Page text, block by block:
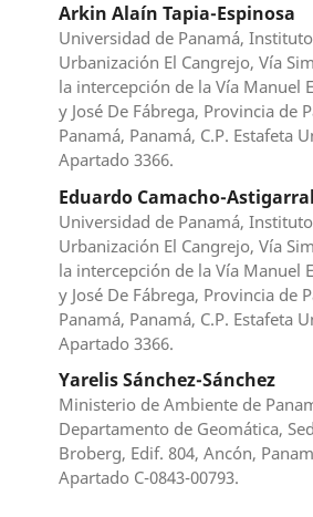
Arkin Alaín Tapia-Espinosa
Universidad de Panamá,
Urbanización El Cangrejo, Vía
la intercepción de la Vía Manuel
y José De Fábrega, Provincia de
Panamá, Panamá, C.P. Estafeta
Apartado 3366.
Eduardo Camacho-
Universidad de Panamá,
Urbanización El Cangrejo, Vía
la intercepción de la Vía Manuel
y José De Fábrega, Provincia de
Panamá, Panamá, C.P. Estafeta
Apartado 3366.
Yarelis Sánchez-Sánchez
Ministerio de Ambiente de
Departamento de Geomática,
Broberg, Edif. 804, Ancón,
Apartado C-0843-00793.